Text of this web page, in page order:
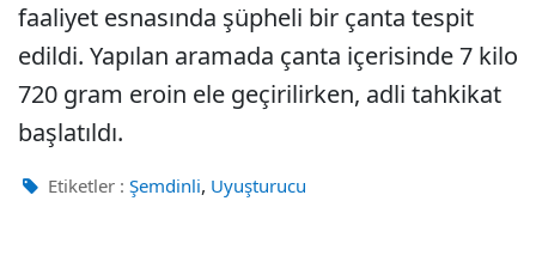
faaliyet esnasında şüpheli bir çanta tespit
edildi. Yapılan aramada çanta içerisinde 7 kilo
720 gram eroin ele geçirilirken, adli tahkikat
başlatıldı.
Etiketler : Şemdinli, Uyuşturucu